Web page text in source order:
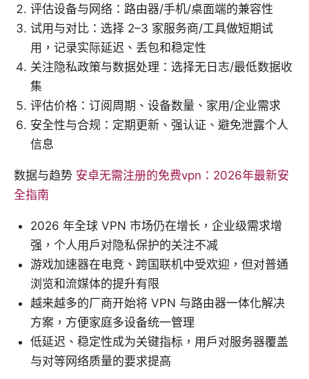
评估设备与网络：路由器/手机/桌面端的兼容性
试用与对比：选择 2–3 家服务商/工具做短期试
用，记录实际延迟、丢包和稳定性
关注隐私政策与数据处理：选择无日志/最低数据收
集
评估价格：订阅周期、设备数量、家用/企业需求
安全性与合规：定期更新、强认证、避免泄露个人
信息
数据与趋势 安卓无需注册的免费vpn：2026年最新安
全指南
2026 年全球 VPN 市场仍在增长，企业级需求增
强，个人用户对隐私保护的关注不减
游戏加速器在电竞、跨国联机中受欢迎，但对普通
浏览和流媒体的提升有限
越来越多的厂商开始将 VPN 与路由器一体化解决
方案，方便家庭多设备统一管理
低延迟、稳定性成为关键指标，用户对服务器覆盖
与对等网络质量的要求提高